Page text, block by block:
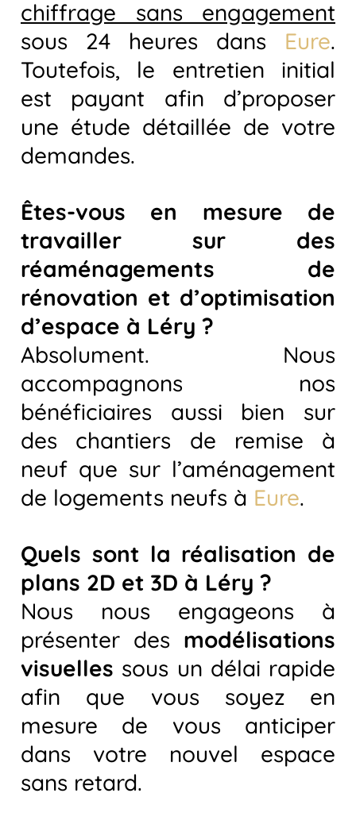
chiffrage sans engagement
sous 24 heures dans Eure.
Toutefois, le entretien initial
est payant afin d’proposer
une étude détaillée de votre
demandes.
Êtes-vous en mesure de
travailler sur des
réaménagements de
rénovation et d’optimisation
d’espace à Léry ?
Absolument. Nous
accompagnons nos
bénéficiaires aussi bien sur
des chantiers de remise à
neuf que sur l’aménagement
de logements neufs à Eure.
Quels sont la réalisation de
plans 2D et 3D à Léry ?
Nous nous engageons à
présenter des modélisations
visuelles sous un délai rapide
afin que vous soyez en
mesure de vous anticiper
dans votre nouvel espace
sans retard.